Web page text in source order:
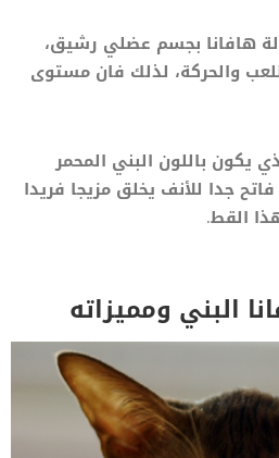
هافانا بجسم عضلي رشيق،
والحركة، لذلك فان مستوى
يكون باللون البني المحمر
جدا للأنف يخلق مزيجا فريدا
القط.
البني ومميزاته